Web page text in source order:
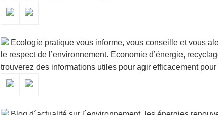
Ecologie pratique vous informe, vous conseille et vous
le respect de l’environnement. Economie d’énergie,
trouverez des informations utiles pour agir efficacement